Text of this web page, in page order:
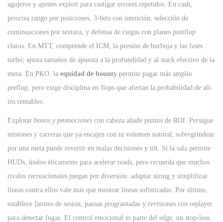
agujeros y ajustes exploit para castigar errores repetidos. En cash,
prioriza rango por posiciones, 3-bets con intención, selección de
continuaciones por textura, y defensa de ciegas con planes postflop
claros. En MTT, comprende el ICM, la presión de burbuja y las fases
turbo; ajusta tamaños de apuesta a la profundidad y al stack efectivo de la
mesa. En PKO, la equidad de bounty permite pagar más amplio
preflop, pero exige disciplina en flops que afectan la probabilidad de all-
ins rentables.
Explotar bonos y promociones con cabeza añade puntos de ROI. Persigue
misiones y carreras que ya encajen con tu volumen natural; sobregrindear
por una meta puede revertir en malas decisiones y tilt. Si la sala permite
HUDs, úsalos éticamente para acelerar reads, pero recuerda que muchos
rivales recreacionales juegan por diversión: adaptar sizing y simplificar
líneas contra ellos vale más que mostrar líneas sofisticadas. Por último,
establece límites de sesión, pausas programadas y revisiones con replayer
para detectar fugas. El control emocional es parte del edge: un stop-loss